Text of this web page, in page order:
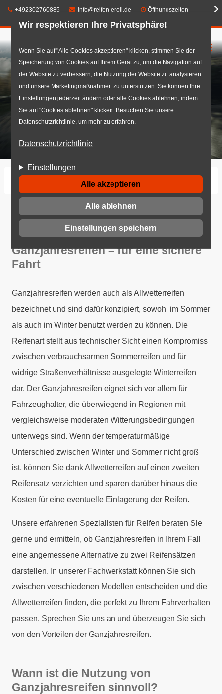
Wir respektieren Ihre Privatsphäre!
Wenn Sie auf "Alle Cookies akzeptieren" klicken, stimmen Sie der
Speicherung von Cookies auf Ihrem Gerät zu, um die Navigation auf
der Website zu verbessern, die Nutzung der Website zu analysieren
und unsere Marketingmaßnahmen zu unterstützen. Sie können Ihre
Einstellungen jederzeit ändern oder alle Cookies ablehnen, indem
Sie auf "Cookies ablehnen" klicken. Besuchen Sie unsere
Datenschutzrichtlinie, um mehr zu erfahren.
Datenschutzrichtlinie
Einstellungen
Alle akzeptieren
Alle ablehnen
Einstellungen speichern
Direkt
zum
Inhalt
Telefon:
+492302760885 E-Mail:info@reifen-eroli.de Öffnungszeiten
☰
Startseite Ganzjahresreifen
Ganzjahresreifen
Ganzjahresreifen – für eine sichere
Fahrt
Ganzjahresreifen werden auch als Allwetterreifen
bezeichnet und sind dafür konzipiert, sowohl im Sommer
als auch im Winter benutzt werden zu können. Die
Reifenart stellt aus technischer Sicht einen Kompromiss
zwischen verbrauchsarmen Sommerreifen und für
widrige Straßenverhältnisse ausgelegte Winterreifen
dar. Der Ganzjahresreifen eignet sich vor allem für
Fahrzeughalter, die überwiegend in Regionen mit
vergleichsweise moderaten Witterungsbedingungen
unterwegs sind. Wenn der temperaturmäßige
Unterschied zwischen Winter und Sommer nicht groß
ist, können Sie dank Allwetterreifen auf einen zweiten
Reifensatz verzichten und sparen darüber hinaus die
Kosten für eine eventuelle Einlagerung der Reifen.
Unsere erfahrenen Spezialisten für Reifen beraten Sie
gerne und ermitteln, ob Ganzjahresreifen in Ihrem Fall
eine angemessene Alternative zu zwei Reifensätzen
darstellen. In unserer Fachwerkstatt können Sie sich
zwischen verschiedenen Modellen entscheiden und die
Allwetterreifen finden, die perfekt zu Ihrem Fahrverhalten
passen. Sprechen Sie uns an und überzeugen Sie sich
von den Vorteilen der Ganzjahresreifen.
Wann ist die Nutzung von
Ganzjahresreifen sinnvoll?